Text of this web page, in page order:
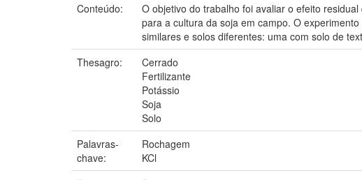
Conteúdo:
O objetivo do trabalho foi avaliar o efeito
para a cultura da soja em campo. O
similares e solos diferentes: uma com solo de
Thesagro:
Cerrado
Fertilizante
Potássio
Soja
Solo
Palavras-
chave:
Rochagem
KCl